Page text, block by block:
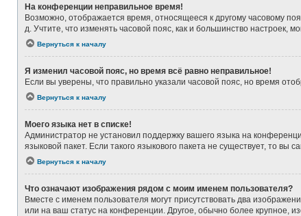
На конференции неправильное время!
Возможно, отображается время, относящееся к другому часовому
д. Учтите, что изменять часовой пояс, как и большинство настроек,
Вернуться к началу
Я изменил часовой пояс, но время всё равно неправильное!
Если вы уверены, что правильно указали часовой пояс, но время
Вернуться к началу
Моего языка нет в списке!
Администратор не установил поддержку вашего языка на
языковой пакет. Если такого языкового пакета не существует, то
Вернуться к началу
Что означают изображения рядом с моим именем пользователя?
Вместе с именем пользователя могут присутствовать два
или на ваш статус на конференции. Другое, обычно более крупное,